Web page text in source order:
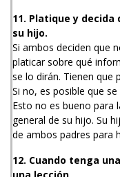
11. Platique y
su hijo.
Si ambos deciden que
platicar sobre qué
se lo dirán. Tienen que
Si no, es posible que
Esto no es bueno para
general de su hijo. Su
de ambos padres para
12. Cuando tenga